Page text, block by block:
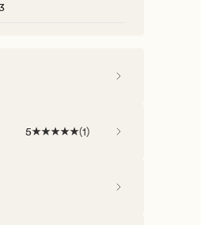
5 (1)